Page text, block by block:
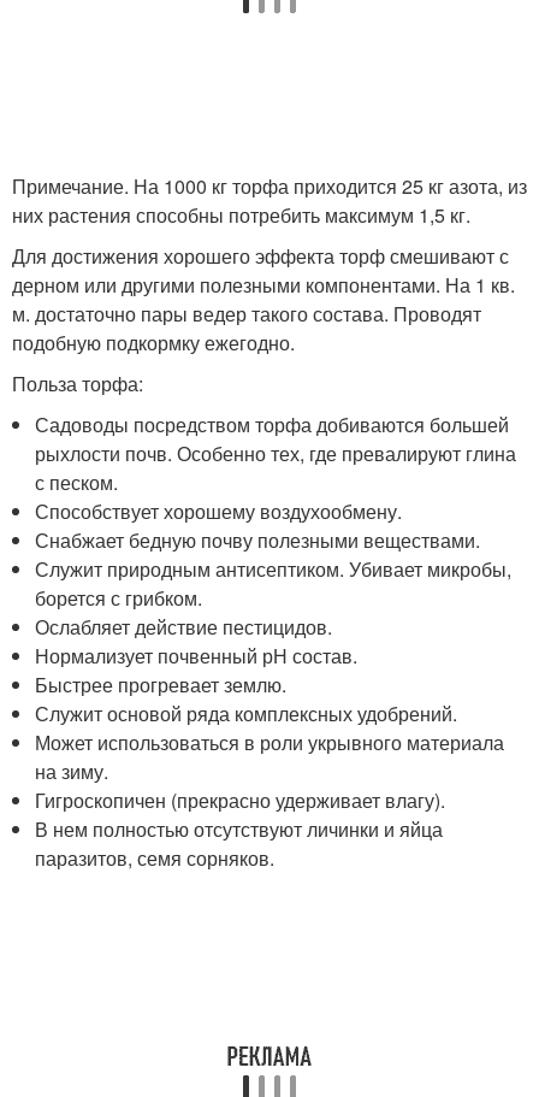
Примечание. На 1000 кг торфа приходится 25 кг азота, из
них растения способны потребить максимум 1,5 кг.
Для достижения хорошего эффекта торф смешивают с
дерном или другими полезными компонентами. На 1 кв.
м. достаточно пары ведер такого состава. Проводят
подобную подкормку ежегодно.
Польза торфа:
Садоводы посредством торфа добиваются большей
рыхлости почв. Особенно тех, где превалируют глина
с песком.
Способствует хорошему воздухообмену.
Снабжает бедную почву полезными веществами.
Служит природным антисептиком. Убивает микробы,
борется с грибком.
Ослабляет действие пестицидов.
Нормализует почвенный рН состав.
Быстрее прогревает землю.
Служит основой ряда комплексных удобрений.
Может использоваться в роли укрывного материала
на зиму.
Гигроскопичен (прекрасно удерживает влагу).
В нем полностью отсутствуют личинки и яйца
паразитов, семя сорняков.